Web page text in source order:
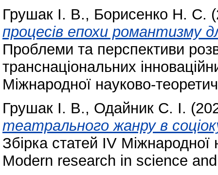
Грушак І. В., Борисенко Н. С.
процесів епохи романтизму
Проблеми та перспективи
транснаціональних
Міжнародної науково-
Грушак І. В., Одайник С. І.
театрального жанру в
Збірка статей IV Міжнародної
Modern research in science